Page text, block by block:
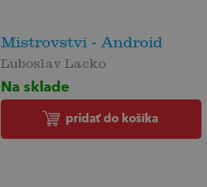
Mistrovství - Android
Ľuboslav Lacko
Na sklade
pridať do košíka